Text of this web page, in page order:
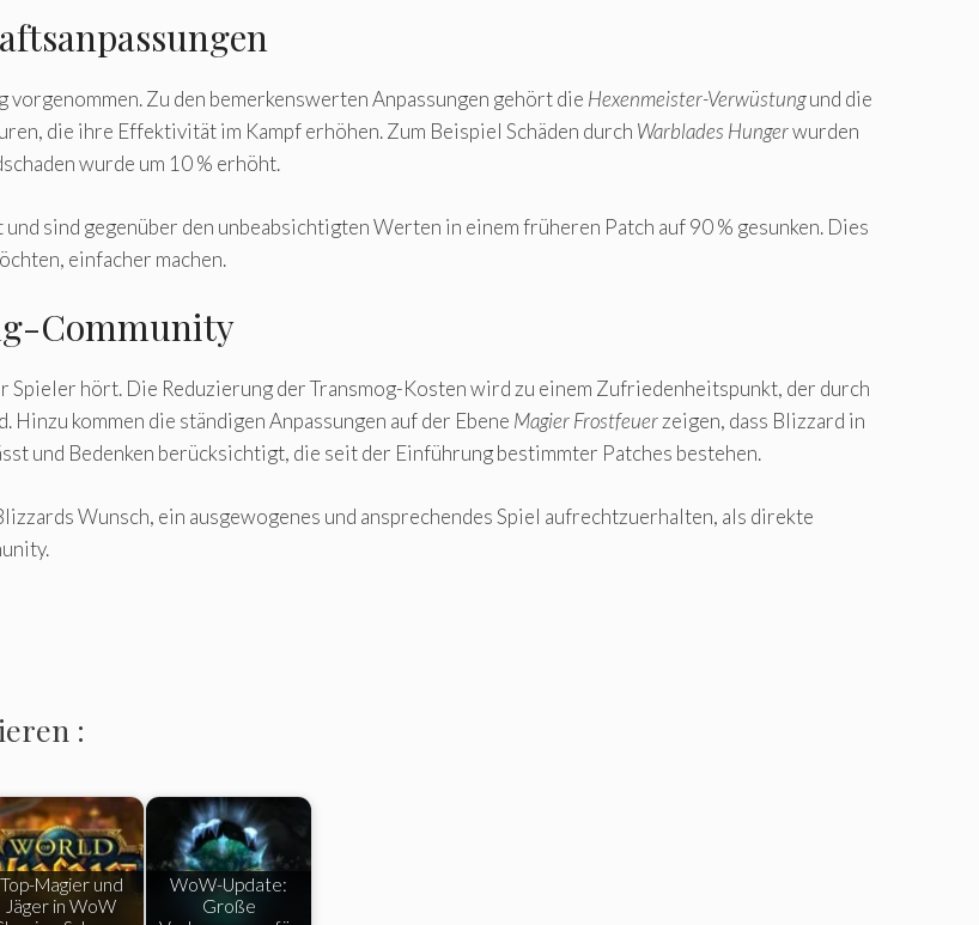
Zu den bemerkenswerten Anpassungen gehört die Hexenmeister-Verwüstungund die
die ihre Effektivität im Kampf erhöhen. Zum Beispiel Schäden durch Warblades Hungerwurden
wurde um 10 % erhöht.
sind gegenüber den unbeabsichtigten Werten in einem früheren Patch auf 90 % gesunken. Dies
einfacher machen.
Community
Spieler hört. Die Reduzierung der Transmog-Kosten wird zu einem Zufriedenheitspunkt, der durch
kommen die ständigen Anpassungen auf der Ebene Magier Frostfeuerzeigen, dass Blizzard in
und Bedenken berücksichtigt, die seit der Einführung bestimmter Patches bestehen.
Wunsch, ein ausgewogenes und ansprechendes Spiel aufrechtzuerhalten, als direkte
:
Top-Magier und
Jäger in WoW
WoW-Update:
Große